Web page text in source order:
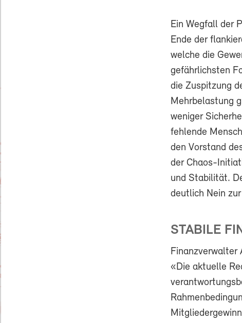
Ein Wegfall der
Ende der
welche die
gefährlichsten
die Zuspitzung
Mehrbelastung
weniger
fehlende
den Vorstand
der Chaos-
und Stabilität.
deutlich Nein
STABILE
Finanzverwalter
«Die aktuelle